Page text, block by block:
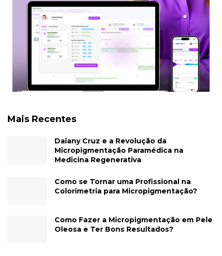
Mais Recentes
Daiany Cruz e a Revolução da
Micropigmentação Paramédica na
Medicina Regenerativa
Como se Tornar uma Profissional na
Colorimetria para Micropigmentação?
Como Fazer a Micropigmentação em Pele
Oleosa e Ter Bons Resultados?